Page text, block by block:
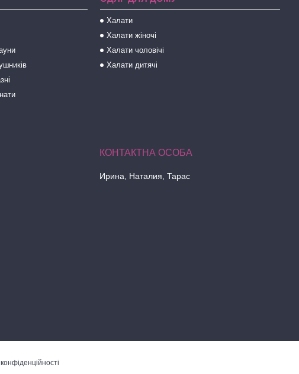
Халати
Халати жіночі
Халати чоловічі
Халати дитячі
Ирина, Наталия, Тарас